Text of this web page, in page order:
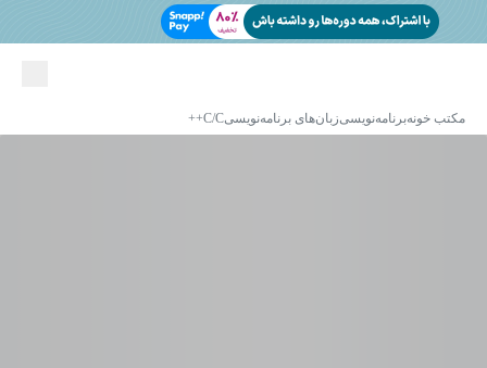
مکتب خونهبرنامه‌نویسیزبان‌های برنامه‌نویسیC/C++